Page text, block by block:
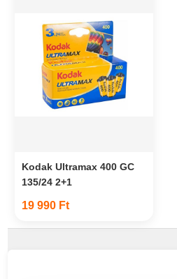
Kodak Ultramax 400 GC
135/24 2+1
19 990 Ft